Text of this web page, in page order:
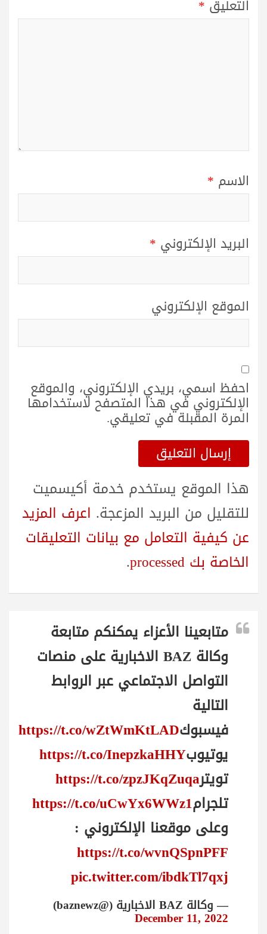
التعليق *
الاسم *
البريد الإلكتروني *
الموقع الإلكتروني
احفظ اسمي، بريدي الإلكتروني، والموقع
الإلكتروني في هذا المتصفح لاستخدامها
المرة المقبلة في تعليقي.
هذا الموقع يستخدم خدمة أكيسميت
للتقليل من البريد المزعجة. اعرف المزيد
عن كيفية التعامل مع بيانات التعليقات
الخاصة بك processed
.
متابعينا الأعزاء يمكنكم متابعة
وكالة BAZ الاخبارية على منصات
التواصل الاجتماعي عبر الروابط
التالية
فيسبوكhttps://t.co/wZtWmKtLAD
يوتيوبhttps://t.co/InepzkaHHY
تويترhttps://t.co/zpzJKqZuqa
تلجرامhttps://t.co/uCwYx6WWz1
وعلى موقعنا الإلكتروني :
https://t.co/wvnQSpnPFF
pic.twitter.com/ibdkTl7qxj
— وكالة BAZ الاخبارية (@baznewz)
December 11, 2022